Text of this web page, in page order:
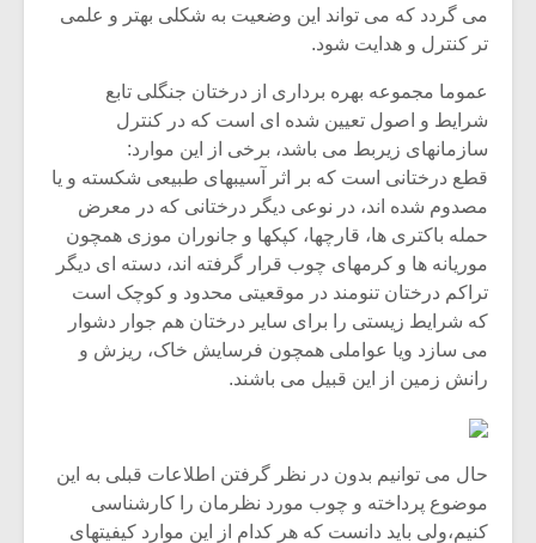
می گردد که می تواند این وضعیت به شکلی بهتر و علمی
تر کنترل و هدایت شود.
عموما مجموعه بهره برداری از درختان جنگلی تابع
شرایط و اصول تعیین شده ای است که در کنترل
سازمانهای زیربط می باشد، برخی از این موارد:
قطع درختانی است که بر اثر آسیبهای طبیعی شکسته و یا
مصدوم شده اند، در نوعی دیگر درختانی که در معرض
حمله باکتری ها، قارچها، کپکها و جانوران موزی همچون
موریانه ها و کرمهای چوب قرار گرفته اند، دسته ای دیگر
تراکم درختان تنومند در موقعیتی محدود و کوچک است
که شرایط زیستی را برای سایر درختان هم جوار دشوار
می سازد ویا عواملی همچون فرسایش خاک، ریزش و
رانش زمین از این قبیل می باشند.
حال می توانیم بدون در نظر گرفتن اطلاعات قبلی به این
موضوع پرداخته و چوب مورد نظرمان را کارشناسی
کنیم،ولی باید دانست که هر کدام از این موارد کیفیتهای
میکلوش روژا
یادداشتی بر موسیقی
متن فیلم «متری
اگر نمی توانی
مشهورترین باشی،
بدنام ترین باش
موریس ژار
سکانسی